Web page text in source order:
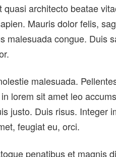
architecto beatae
Mauris dolor felis,
malesuada congue. Duis
malesuada.
lorem sit amet leo
justo. Duis risus. Integer
feugiat eu, orci.
penatibus et magnis